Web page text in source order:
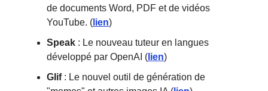
de documents Word, PDF et de vidéos
YouTube. ( lien)
Speak : Le nouveau tuteur en langues
développé par OpenAI ( lien)
Glif: Le nouvel outil de génération de